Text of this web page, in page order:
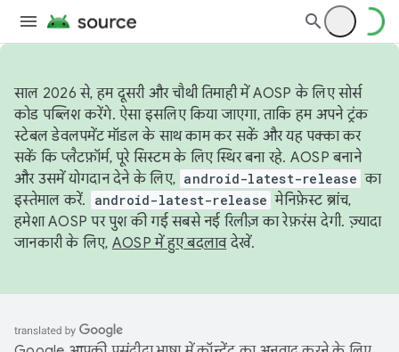
साल 2026 से, हम दूसरी और चौथी तिमाही में AOSP के लिए सोर्स
कोड पब्लिश करेंगे. ऐसा इसलिए किया जाएगा, ताकि हम अपने ट्रंक
स्टेबल डेवलपमेंट मॉडल के साथ काम कर सकें और यह पक्का कर
सकें कि प्लैटफ़ॉर्म, पूरे सिस्टम के लिए स्थिर बना रहे. AOSP बनाने
और उसमें योगदान देने के लिए, android-latest-release का
इस्तेमाल करें.
android-latest-release मेनिफ़ेस्ट ब्रांच,
हमेशा AOSP पर पुश की गई सबसे नई रिलीज़ का रेफ़रंस देगी. ज़्यादा
जानकारी के लिए, AOSP में हुए बदलावदेखें.